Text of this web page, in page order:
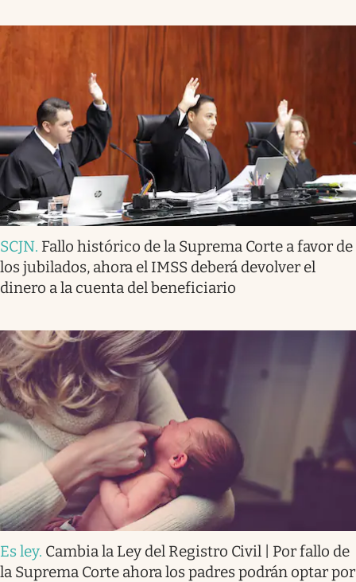
SCJN. Fallo histórico de la Suprema Corte a favor de
los jubilados, ahora el IMSS deberá devolver el
dinero a la cuenta del beneficiario
Es ley. Cambia la Ley del Registro Civil | Por fallo de
la Suprema Corte ahora los padres podrán optar por